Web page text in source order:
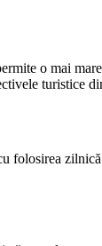
o mai
turistice
folosirea